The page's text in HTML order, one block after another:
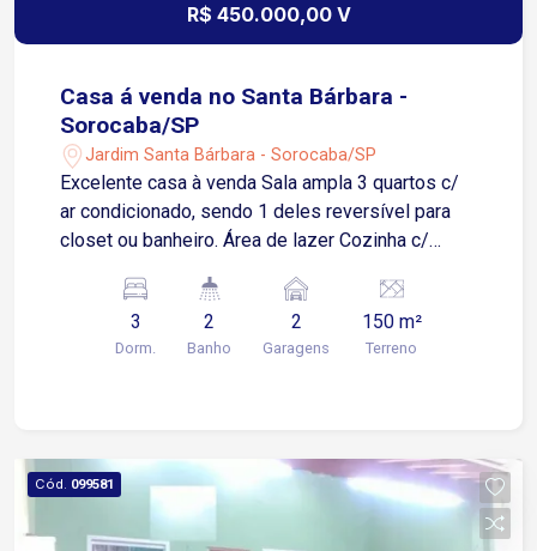
R$ 450.000,00 V
Casa á venda no Santa Bárbara -
Sorocaba/SP
Jardim Santa Bárbara - Sorocaba/SP
Excelente casa à venda Sala ampla 3 quartos c/
ar condicionado, sendo 1 deles reversível para
closet ou banheiro. Área de lazer Cozinha c/
c/ portão automatizado Quintal c/ lavanderia,
despensa e 1 banheiro.
3
Dorm.
2
Banho
2
Garagens
150 m²
Terreno
Cód. 099581